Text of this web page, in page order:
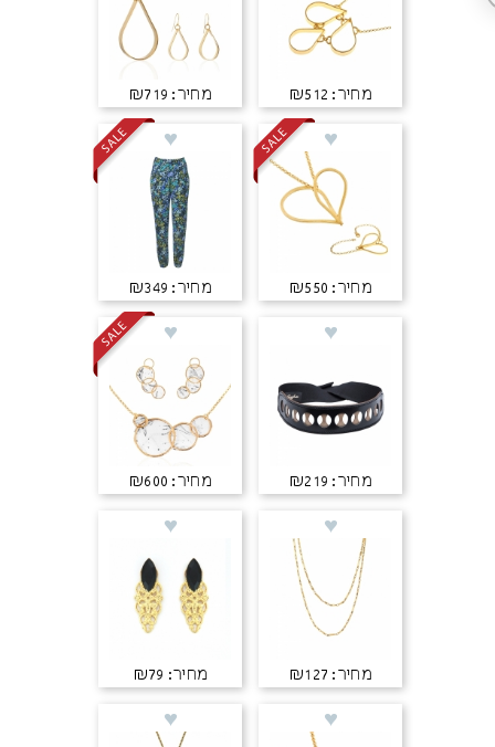
מחיר: ₪512 מחיר: ₪719
מחיר: ₪550 מחיר: ₪349
מחיר: ₪219 מחיר: ₪600
מחיר: ₪127 מחיר: ₪79